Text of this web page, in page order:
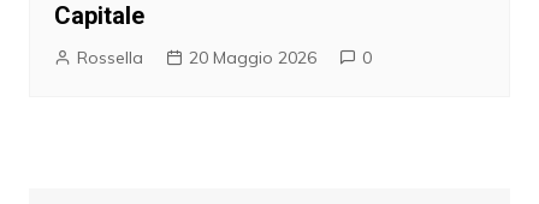
Capitale
Rossella 20 Maggio 2026 0